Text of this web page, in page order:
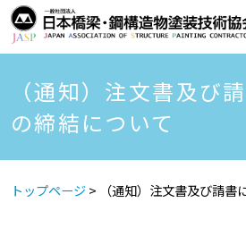
（通知）注文書及び
の締結について
トップページ> （通知）注文書及び請